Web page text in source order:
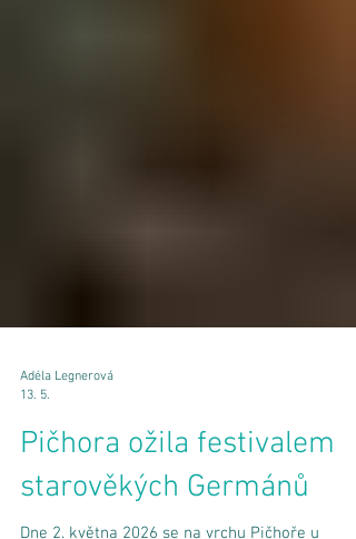
Pičhora ožila festivalem
starověkých Germánů